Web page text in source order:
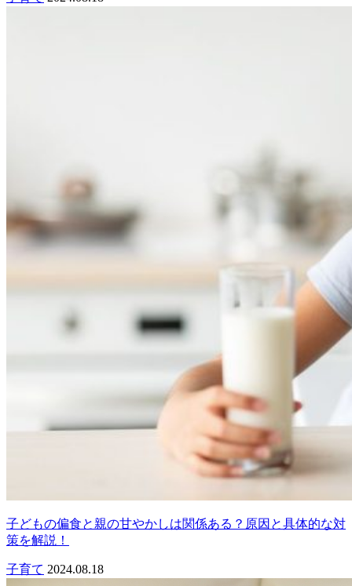
子どもの偏食と親の甘やかしは関係ある？原因と具体的な対
策を解説！
子育て 2024.08.18